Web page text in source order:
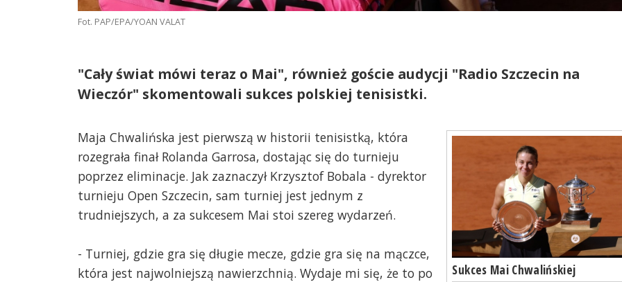
Fot. PAP/EPA/YOAN VALAT
"Cały świat mówi teraz o Mai", również goście audycji "Radio Szczecin na
Wieczór" skomentowali sukces polskiej tenisistki.
Sukces Mai Chwalińskiej
Maja Chwalińska jest pierwszą w historii tenisistką, która
rozegrała finał Rolanda Garrosa, dostając się do turnieju
poprzez eliminacje. Jak zaznaczył Krzysztof Bobala - dyrektor
turnieju Open Szczecin, sam turniej jest jednym z
trudniejszych, a za sukcesem Mai stoi szereg wydarzeń.
- Turniej, gdzie gra się długie mecze, gdzie gra się na mączce,
która jest najwolniejszą nawierzchnią. Wydaje mi się, że to po